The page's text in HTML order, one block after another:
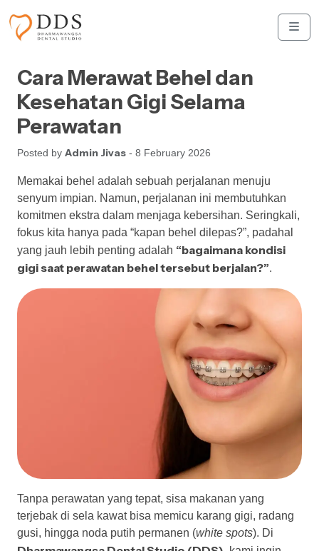
Cara Merawat Behel dan
Kesehatan Gigi Selama
Perawatan
Posted by Admin Jivas - 8 February 2026
Memakai behel adalah sebuah perjalanan menuju
senyum impian. Namun, perjalanan ini membutuhkan
komitmen ekstra dalam menjaga kebersihan. Seringkali,
fokus kita hanya pada “kapan behel dilepas?”, padahal
yang jauh lebih penting adalah “bagaimana kondisi
gigi saat perawatan behel tersebut berjalan?”.
Tanpa perawatan yang tepat, sisa makanan yang
terjebak di sela kawat bisa memicu karang gigi, radang
gusi, hingga noda putih permanen (white spots). Di